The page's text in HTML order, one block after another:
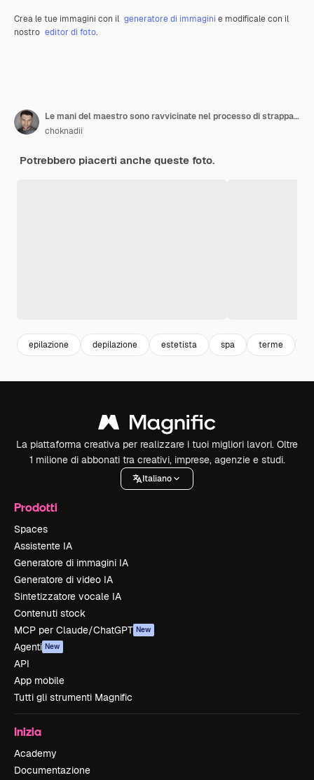
Crea le tue immagini con il generatore di immagini e modificale con il
nostro editor di foto.
Le mani del maestro sono ravvicinate nel processo di strappare i peli superflui con la pasta di zucchero
choknadii
Potrebbero piacerti anche queste foto.
epilazione depilazione estetista spa terme
La piattaforma creativa per realizzare i tuoi migliori lavori. Oltre
1 milione di abbonati tra creativi, imprese, agenzie e studi.
Italiano
Prodotti
Spaces
Assistente IA
Generatore di immagini IA
Generatore di video IA
Sintetizzatore vocale IA
Contenuti stock
MCP per Claude/ChatGPT New
Agenti New
API
App mobile
Tutti gli strumenti Magnific
Inizia
Academy
Documentazione